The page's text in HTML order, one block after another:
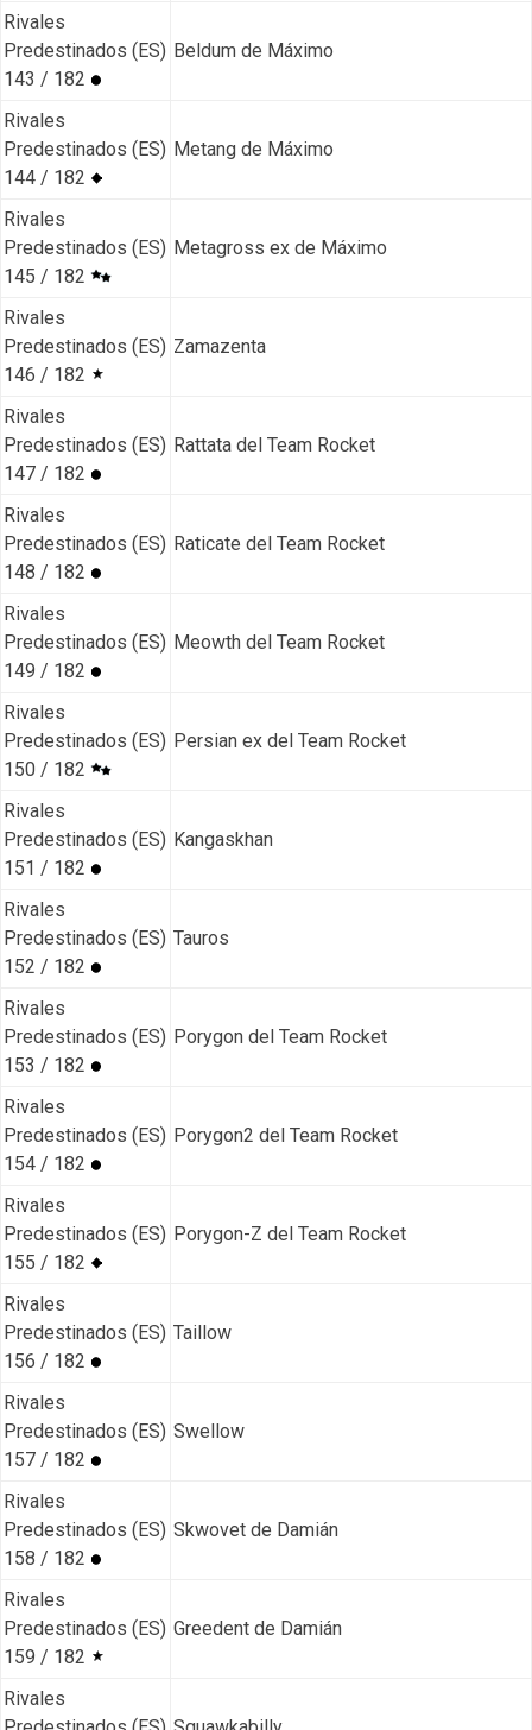
Rivales
Predestinados (ES)
143 / 182
Beldum de Máximo
Rivales
Predestinados (ES)
144 / 182
Metang de Máximo
Rivales
Predestinados (ES)
145 / 182
Metagross ex de Máximo
Rivales
Predestinados (ES)
146 / 182
Zamazenta
Rivales
Predestinados (ES)
147 / 182
Rattata del Team Rocket
Rivales
Predestinados (ES)
148 / 182
Raticate del Team Rocket
Rivales
Predestinados (ES)
149 / 182
Meowth del Team Rocket
Rivales
Predestinados (ES)
150 / 182
Persian ex del Team Rocket
Rivales
Predestinados (ES)
151 / 182
Kangaskhan
Rivales
Predestinados (ES)
152 / 182
Tauros
Rivales
Predestinados (ES)
153 / 182
Porygon del Team Rocket
Rivales
Predestinados (ES)
154 / 182
Porygon2 del Team Rocket
Rivales
Predestinados (ES)
155 / 182
Porygon-Z del Team Rocket
Rivales
Predestinados (ES)
156 / 182
Taillow
Rivales
Predestinados (ES)
157 / 182
Swellow
Rivales
Predestinados (ES)
158 / 182
Skwovet de Damián
Rivales
Predestinados (ES)
159 / 182
Greedent de Damián
Rivales